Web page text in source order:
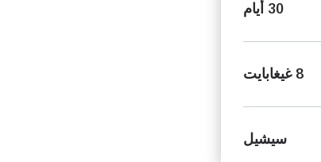
30 أيام
8 غيغابايت
سيشيل